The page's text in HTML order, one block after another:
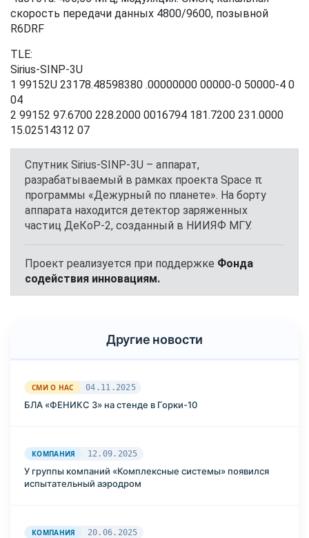
скорость передачи данных 4800/9600, позывной
R6DRF
TLE:
Sirius-SINP-3U
1 99152U 23178.48598380 .00000000 00000-0 50000-4 0
04
2 99152 97.6700 228.2000 0016794 181.7200 231.0000
15.02514312 07
Спутник Sirius-SINP-3U – аппарат,
разрабатываемый в рамках проекта Space π
программы «Дежурный по планете». На борту
аппарата находится детектор заряженных
частиц ДеКоР-2, созданный в НИИЯФ МГУ.
Проект реализуется при поддержке Фонда
содействия инновациям.
Другие новости
СМИ О НАС 04.11.2025
БЛА «ФЕНИКС 3» на стенде в Горки-10
КОМПАНИЯ 12.09.2025
У группы компаний «Комплексные системы» появился
испытательный аэродром
КОМПАНИЯ 20.06.2025